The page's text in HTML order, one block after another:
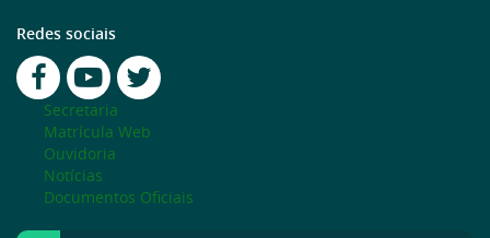
Redes sociais
Secretaria
Matrícula Web
Ouvidoria
Notícias
Documentos Oficiais